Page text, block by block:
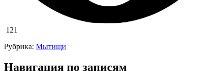
121
Рубрика: Мытищи
Навигация по записям